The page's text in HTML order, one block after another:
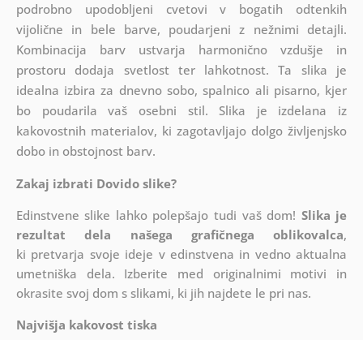
podrobno upodobljeni cvetovi v bogatih odtenkih
vijolične in bele barve, poudarjeni z nežnimi detajli.
Kombinacija barv ustvarja harmonično vzdušje in
prostoru dodaja svetlost ter lahkotnost. Ta slika je
idealna izbira za dnevno sobo, spalnico ali pisarno, kjer
bo poudarila vaš osebni stil. Slika je izdelana iz
kakovostnih materialov, ki zagotavljajo dolgo življenjsko
dobo in obstojnost barv.
Zakaj izbrati Dovido slike?
Edinstvene slike lahko polepšajo tudi vaš dom! Slika je
rezultat dela našega grafičnega oblikovalca,
ki pretvarja svoje ideje v edinstvena in vedno aktualna
umetniška dela. Izberite med originalnimi motivi in
okrasite svoj dom s slikami, ki jih najdete le pri nas.
Najvišja kakovost tiska